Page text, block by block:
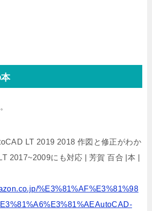
LT 2019 2018 作図と修正がわか
2017~2009にも対応 | 芳賀 百合 |本 |
%E3%81%AF%E3%81%98